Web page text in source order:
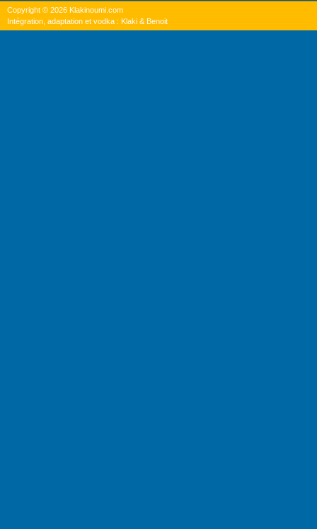
Copyright © 2026 Klakinoumi.com
Intégration, adaptation et vodka : Klaki & Benoit